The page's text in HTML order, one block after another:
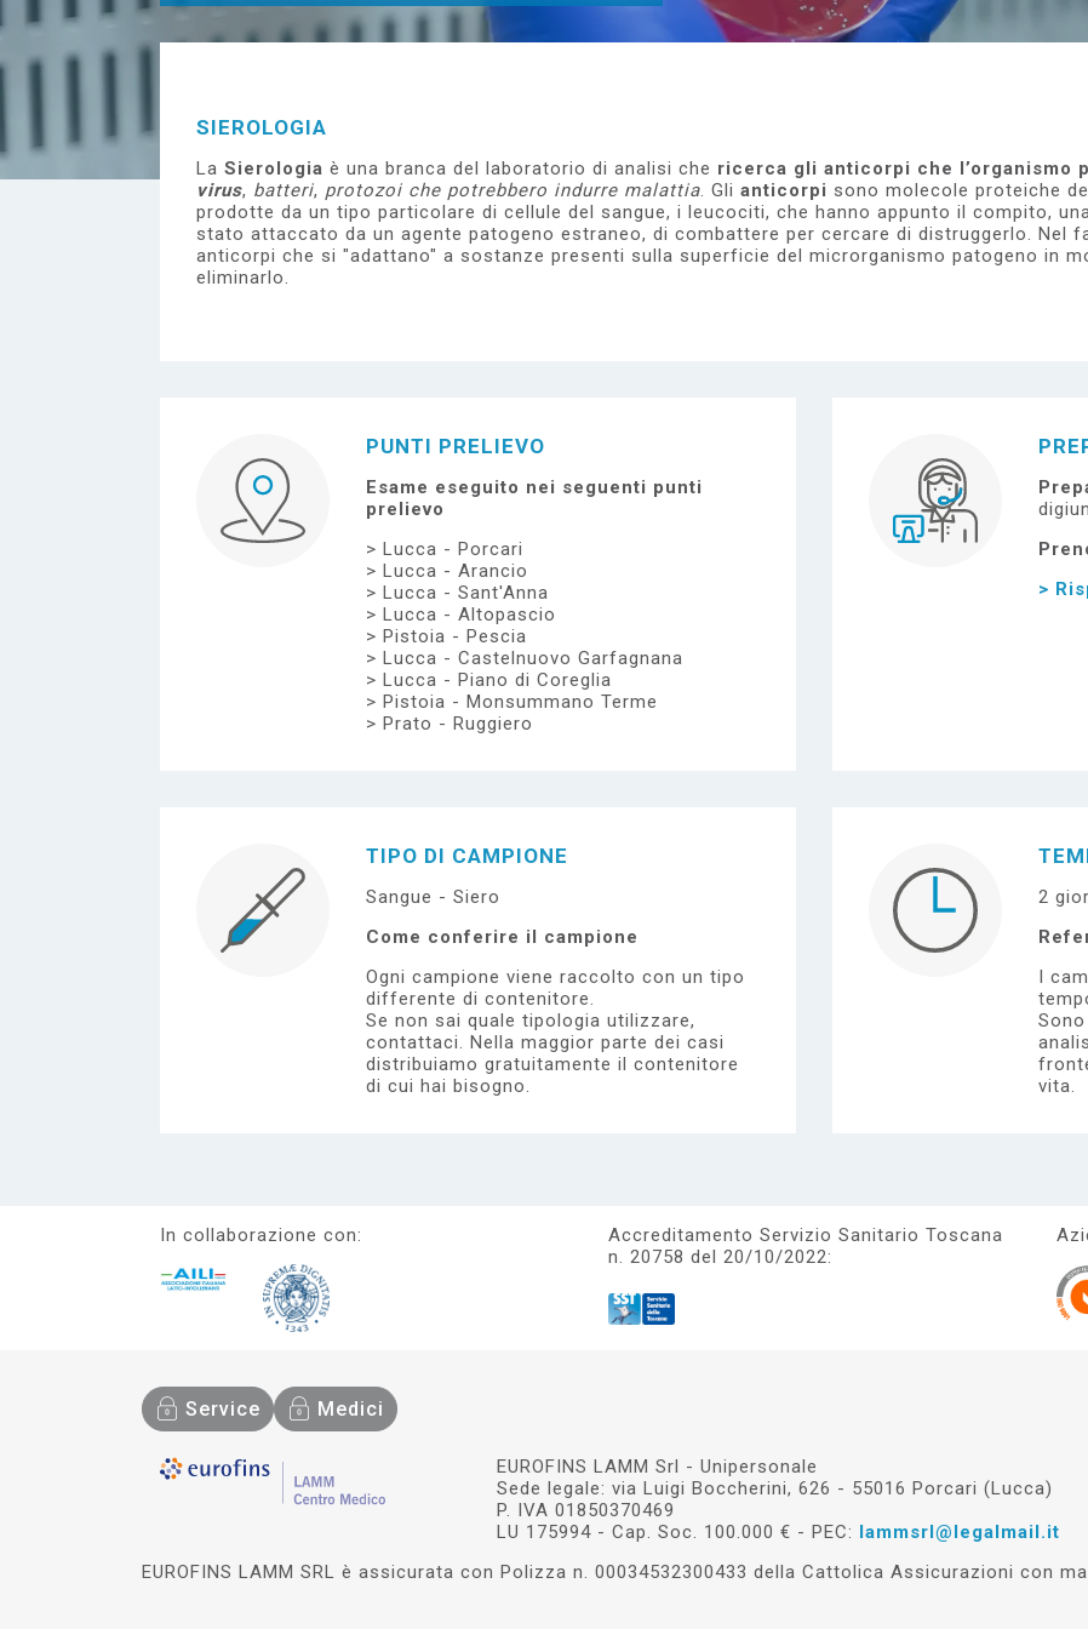
SIEROLOGIA
La Sierologia è una branca del laboratorio di analisi che ricerca gli anticorpi che l’organismo
virus, batteri, protozoi che potrebbero indurre malattia. Gli anticorpi sono molecole proteiche
prodotte da un tipo particolare di cellule del sangue, i leucociti, che hanno appunto il compito,
stato attaccato da un agente patogeno estraneo, di combattere per cercare di distruggerlo. Nel
anticorpi che si "adattano" a sostanze presenti sulla superficie del microrganismo patogeno in
eliminarlo.
PUNTI PRELIEVO
Esame eseguito nei seguenti punti
prelievo
Lucca - Porcari
Lucca - Arancio
Lucca - Sant'Anna
Lucca - Altopascio
Pistoia - Pescia
Lucca - Castelnuovo Garfagnana
Lucca - Piano di Coreglia
Pistoia - Monsummano Terme
Prato - Ruggiero
>
TIPO DI CAMPIONE
Sangue - Siero
Come conferire il campione
Ogni campione viene raccolto con un tipo
differente di contenitore.
Se non sai quale tipologia utilizzare,
contattaci. Nella maggior parte dei casi
distribuiamo gratuitamente il contenitore
di cui hai bisogno.
2
I
vita.
In collaborazione con:
Accreditamento Servizio Sanitario Toscana
n. 20758 del 20/10/2022:
Service Medici
EUROFINS LAMM Srl - Unipersonale
Sede legale: via Luigi Boccherini, 626 - 55016 Porcari (Lucca)
P. IVA 01850370469
LU 175994 - Cap. Soc. 100.000 € - PEC: lammsrl@legalmail.it
EUROFINS LAMM SRL è assicurata con Polizza n. 00034532300433 della Cattolica Assicurazioni con